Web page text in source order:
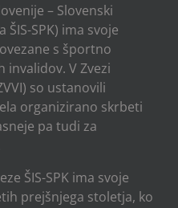
– Slovenski
SPK) ima svoje
s športno
invalidov. V Zvezi
so ustanovili
organizirano skrbeti
pa tudi za
ŠIS-SPK ima svoje
prejšnjega stoletja, ko